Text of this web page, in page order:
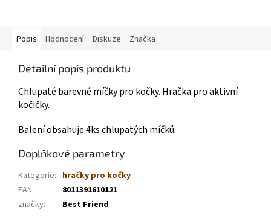
Popis Hodnocení Diskuze Značka
Detailní popis produktu
Chlupaté barevné míčky pro kočky. Hračka pro aktivní
kočičky.
Balení obsahuje 4ks chlupatých míčků.
Doplňkové parametry
Kategorie: hračky pro kočky
EAN:
8011391610121
značky: Best Friend